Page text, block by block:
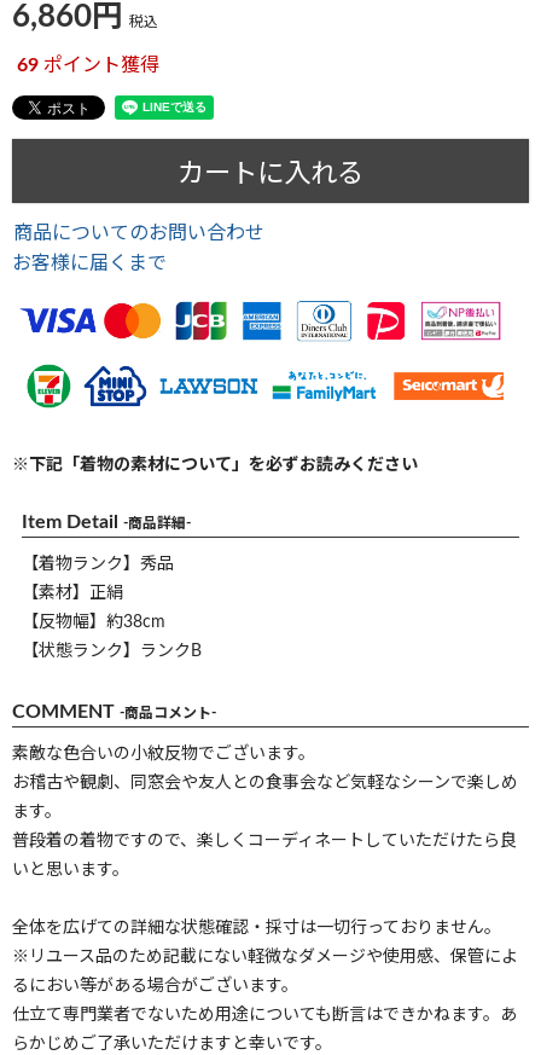
6,860 税込
69 ポイント獲得
カートに入れる
商品についてのお問い合わせ
お客様に届くまで
※下記「着物の素材について」を必ずお読みください
Item Detail -商品詳細-
【着物ランク】秀品
【素材】正絹
【反物幅】約38cm
【状態ランク】ランクB
COMMENT -商品コメント-
素敵な色合いの小紋反物でございます。
お稽古や観劇、同窓会や友人との食事会など気軽なシーンで楽しめ
ます。
普段着の着物ですので、楽しくコーディネートしていただけたら良
いと思います。
全体を広げての詳細な状態確認・採寸は一切行っておりません。
※リユース品のため記載にない軽微なダメージや使用感、保管によ
るにおい等がある場合がございます。
仕立て専門業者でないため用途についても断言はできかねます。あ
らかじめご了承いただけますと幸いです。